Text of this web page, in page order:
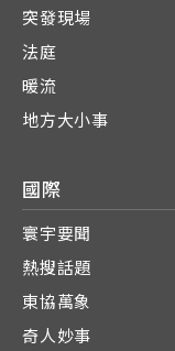
突發現場
法庭
暖流
地方大小事
國際
寰宇要聞
熱搜話題
東協萬象
奇人妙事